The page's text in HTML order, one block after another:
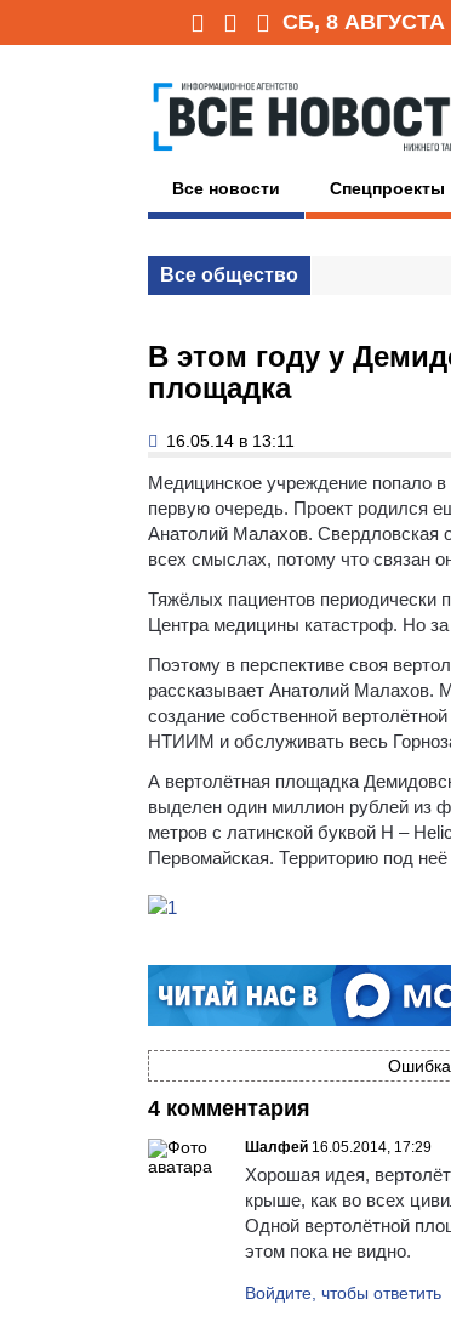
СБ, 8 АВГУСТА
Все новости Спецпроекты
Все общество
В этом году у
площадка
16.05.14 в 13:11
Медицинское учреждение попало в
первую очередь. Проект родился
Анатолий Малахов. Свердловская
всех смыслах, потому что связан
Тяжёлых пациентов периодически
Центра медицины катастроф. Но
Поэтому в перспективе своя
рассказывает Анатолий Малахов.
создание собственной
НТИИМ и обслуживать весь
А вертолётная площадка
выделен один миллион рублей из
метров с латинской буквой H –
Первомайская. Территорию под
Ошибка
4 комментария
Шалфей 16.05.2014, 17:29
Хорошая идея,
крыше, как во всех
Одной вертолётной
этом пока не видно.
Войдите, чтобы ответить